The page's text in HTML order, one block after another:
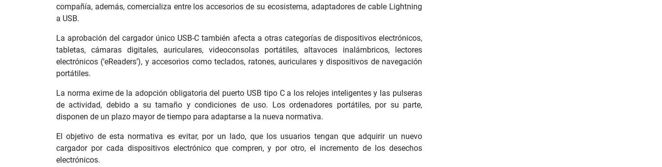
compañía, además, comercializa entre los accesorios de su ecosistema, adaptadores de cable Lightning
a USB.
La aprobación del cargador único USB-C también afecta a otras categorías de dispositivos electrónicos,
tabletas, cámaras digitales, auriculares, videoconsolas portátiles, altavoces inalámbricos, lectores
electrónicos (‘eReaders’), y accesorios como teclados, ratones, auriculares y dispositivos de navegación
portátiles.
La norma exime de la adopción obligatoria del puerto USB tipo C a los relojes inteligentes y las pulseras
de actividad, debido a su tamaño y condiciones de uso. Los ordenadores portátiles, por su parte,
disponen de un plazo mayor de tiempo para adaptarse a la nueva normativa.
El objetivo de esta normativa es evitar, por un lado, que los usuarios tengan que adquirir un nuevo
cargador por cada dispositivos electrónico que compren, y por otro, el incremento de los desechos
electrónicos.